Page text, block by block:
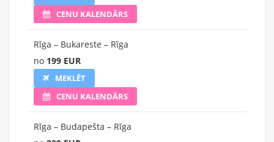
CENU KALENDĀRS
Rīga – Bukareste – Rīga
no 199 EUR
MEKLĒT
CENU KALENDĀRS
Rīga – Budapešta – Rīga